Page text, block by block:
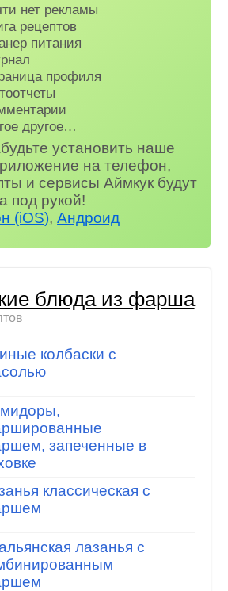
нет рекламы
рецептов
питания
профиля
другое…
установить наше
на телефон,
и сервисы Аймкук будут
под рукой!
(iOS),Андроид
блюда из фарша
колбаски с
запеченные в
классическая с
лазанья с